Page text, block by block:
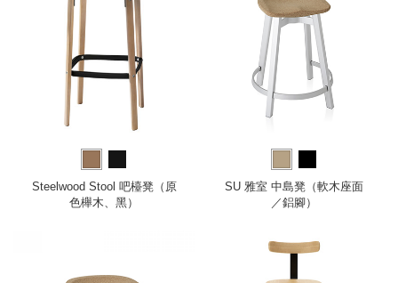
Steelwood Stool 吧檯凳（原
色櫸木、黑）
SU 雅室 中島凳（軟木座面
／鋁腳）